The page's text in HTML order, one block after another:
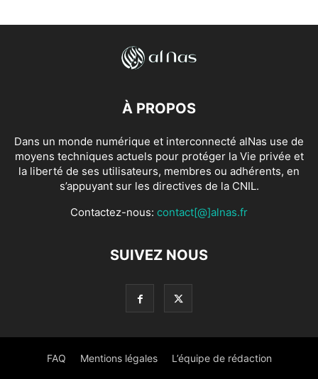
À PROPOS
Dans un monde numérique et interconnecté alNas use de
moyens techniques actuels pour protéger la Vie privée et
la liberté de ses utilisateurs, membres ou adhérents, en
s’appuyant sur les directives de la CNIL.
Contactez-nous: contact[@]alnas.fr
SUIVEZ NOUS
FAQ Mentions légales L’équipe de rédaction